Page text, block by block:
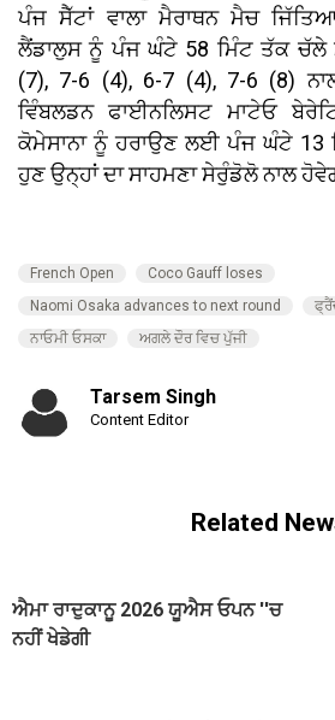
ਪੰਜ ਸੈੱਟਾਂ ਵਾਲਾ ਮੈਰਾਥਨ ਮੈਚ
ਲੈਂਡਾਲੁਸ ਨੂੰ ਪੰਜ ਘੰਟੇ 58 ਮਿੰਟ ਤੱਕ ਚੱਲੇ
(7), 7-6 (4), 6-7 (4), 7-6 (8)
ਵਿੰਬਲਡਨ ਫਾਈਨਲਿਸਟ ਮਾਟੇਓ
ਕੋਮੇਸਾਨਾ ਨੂੰ ਹਰਾਉਣ ਲਈ ਪੰਜ ਘੰਟੇ 13
ਹੁਣ ਉਨ੍ਹਾਂ ਦਾ ਸਾਹਮਣਾ ਸੇਰੁੰਡੋਲੋ ਨਾਲ
French Open
Coco Gauff loses
Naomi Osaka advances to next round
ਨਾਓਮੀ ਓਸਕਾ
ਅਗਲੇ ਦੌਰ ਵਿਚ ਪੁੱਜੀ
Tarsem Singh
Content Editor
Related
ਐਮਾ ਰਾਦੁਕਾਨੂ 2026 ਯੂਐਸ ਓਪਨ ''ਚ
ਨਹੀਂ ਖੇਡੇਗੀ